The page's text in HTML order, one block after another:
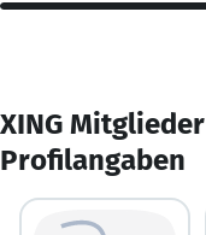
XING
Profilangaben